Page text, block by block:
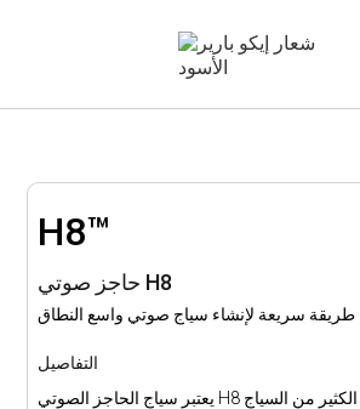
H8™
حاجز صوتي H8
طريقة سريعة لإنشاء سياج صوتي واسع النطاق
التفاصيل
يعتبر سياج الحاجز الصوتي H8 مثاليا عندما تحتاج إلى الكثير من السياج